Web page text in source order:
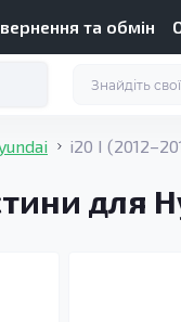
та обмін
i20 I
для